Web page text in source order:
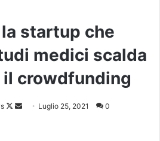
startup che
medici scalda
crowdfunding
Follow
Invia Luglio 25, 2021 0